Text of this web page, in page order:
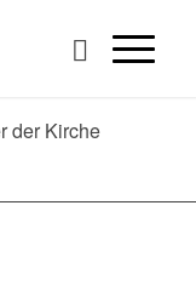
der Kirche